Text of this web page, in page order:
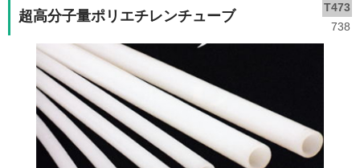
超高分子量ポリエチレンチューブ
T473
738